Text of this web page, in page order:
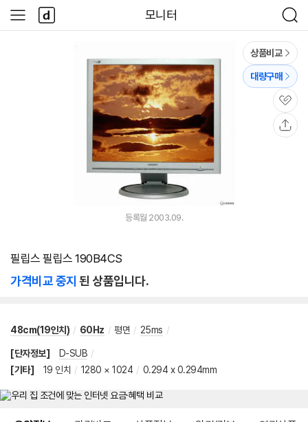
모니터
검
색
사
이
다
나
와
상품비교
대량구매
관
심
등록월 2003.09.
필립스 필립스 190B4CS
가격비교 중지 된 상품입니다.
48cm(19인치) / 60Hz / 평면 / 25ms /
[단자정보] D-SUB /
[기타]
19 인치 / 1280 × 1024 / 0.294 x 0.294mm